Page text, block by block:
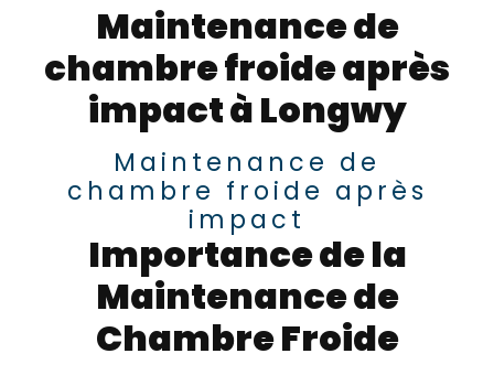
Maintenance de
chambre froide après
impact à Longwy
Maintenance de
chambre froide après
impact
Importance de la
Maintenance de
Chambre Froide